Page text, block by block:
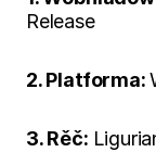
Release
2. Platforma:
3. Rěč: